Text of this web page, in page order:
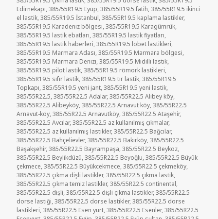
Edirnekapı,385/55R19.5 Eyüp,385/55R19.5 fatih,385/55R19.5 ikinci
el lastik,385/55R19.5 İstanbul,385/55R19.5 kaplama lastikler,
385/55R19.5 Karadeniz bölgesi,385/55R19.5 Karagümrük,
385/55R19.5 lastik ebatları,385/55R19.5 lastik fiyatları,
385/55R19.5 lastik haberleri,385/55R19.5 lobet lastikleri,
385/55R19.5 Marmara Adası,385/55R19.5 Marmara bölgesi,
385/55R19.5 Marmara Denizi,385/55R19.5 Midilli lastik,
385/55R19.5 pilot lastik,385/55R19.5 römork lastikleri,
385/55R19.5 sıfır lastik,385/55R19.5 tır lastik,385/55R19.5
Topkapı,385/55R19.5 yeni jant,385/55R19.5 yeni lastik,
385/55R22.5,385/55R22.5 Adalar,385/55R22.5 Alibey köy,
385/55R22.5 Alibeyköy,385/55R22.5 Arnavut köy,385/55R22.5
Arnavut-köy,385/55R22.5 Arnavutköy,385/55R22.5 Ataşehir,
385/55R22.5 Avcılar,385/55R22.5 az kullanılmış çıkmalar,
385/55R22.5 az kullanılmış lastikler,385/55R22.5 Bağcılar,
385/55R22.5 Bahçelievler,385/55R22.5 Bakırköy,385/55R22.5
Başakşehir,385/55R22.5 Bayrampaşa,385/55R22.5 Beykoz,
385/55R22.5 Beylikdüzü,385/55R22.5 Beyoğlu,385/55R22.5 Büyük
çekmece,385/55R22.5 Büyükcekmece,385/55R22.5 çekmeköy,
385/55R22.5 çıkma dişli lastikler,385/55R22.5 çıkma lastik,
385/55R22.5 çıkma temiz lastikler,385/55R22.5 continental,
385/55R22.5 dişli,385/55R22.5 dişli çıkma lastikler,385/55R22.5
dorse lastiği,385/55R22.5 dorse lastikler,385/55R22.5 dorse
lastikleri,385/55R22.5 Esen yurt,385/55R22.5 Esenler,385/55R22.5